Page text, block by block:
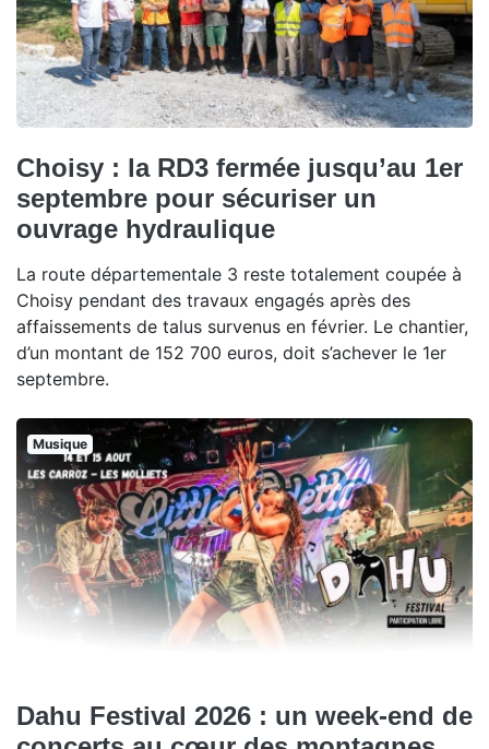
Choisy : la RD3 fermée jusqu’au 1er
septembre pour sécuriser un
ouvrage hydraulique
La route départementale 3 reste totalement coupée à
Choisy pendant des travaux engagés après des
affaissements de talus survenus en février. Le chantier,
d’un montant de 152 700 euros, doit s’achever le 1er
septembre.
Musique
Dahu Festival 2026 : un week-end de